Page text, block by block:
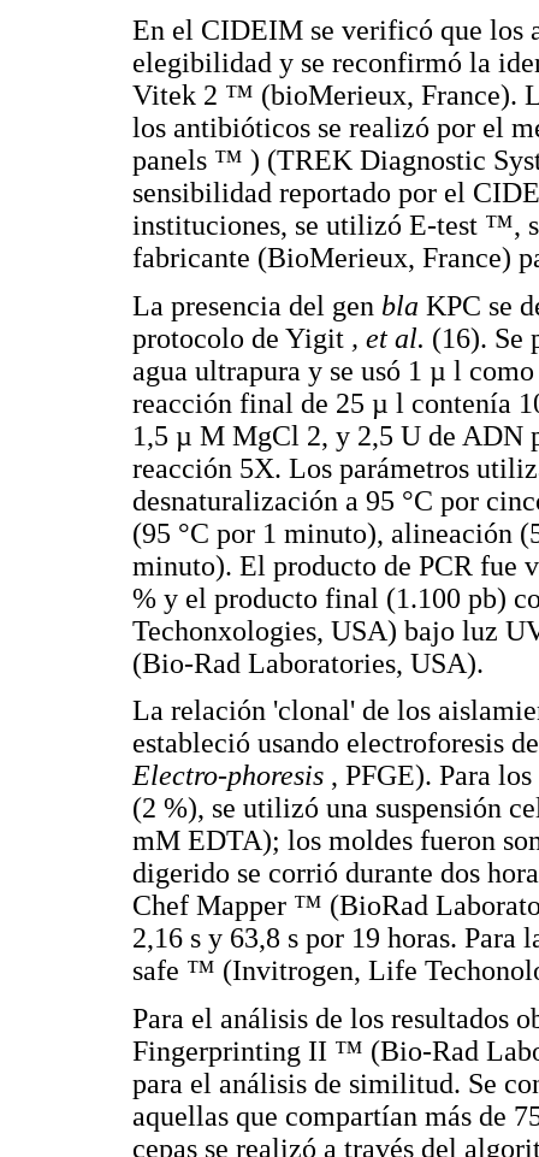
En el CIDEIM se verificó que los
elegibilidad y se reconfirmó la
Vitek 2 ™ (bioMerieux, France).
los antibióticos se realizó por el
panels ™ ) (TREK Diagnostic
sensibilidad reportado por el
instituciones, se utilizó E-test ™,
fabricante (BioMerieux, France)
La presencia del gen bla KPC se
protocolo de Yigit , et al. (16). Se
agua ultrapura y se usó 1 µ l
reacción final de 25 µ l contenía
1,5 µ M MgCl 2, y 2,5 U de ADN
reacción 5X. Los parámetros
desnaturalización a 95 °C por
(95 °C por 1 minuto), alineación
minuto). El producto de PCR fue
% y el producto final (1.100 pb)
Techonxologies, USA) bajo luz
(Bio-Rad Laboratories, USA).
La relación 'clonal' de los
estableció usando electroforesis
Electro-phoresis , PFGE). Para
(2 %), se utilizó una suspensión
mM EDTA); los moldes fueron
digerido se corrió durante dos
Chef Mapper ™ (BioRad
2,16 s y 63,8 s por 19 horas.
safe ™ (Invitrogen, Life
Para el análisis de los resultados
Fingerprinting II ™ (Bio-Rad
para el análisis de similitud. Se
aquellas que compartían más de
cepas se realizó a través del